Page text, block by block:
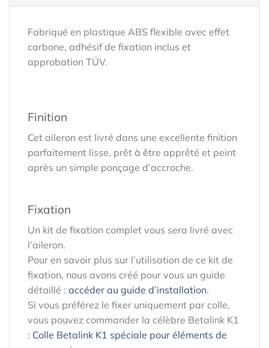
Fabriqué en plastique ABS flexible avec effet
carbone, adhésif de fixation inclus et
approbation TÜV.
Finition
Cet aileron est livré dans une excellente finition
parfaitement lisse, prêt à être apprêté et peint
après un simple ponçage d’accroche.
Fixation
Un kit de fixation complet vous sera livré avec
l’aileron.
Pour en savoir plus sur l’utilisation de ce kit de
fixation, nous avons créé pour vous un guide
détaillé : accéder au guide d’installation.
Si vous préférez le fixer uniquement par colle,
vous pouvez commander la célèbre Betalink K1
: Colle Betalink K1 spéciale pour éléments de